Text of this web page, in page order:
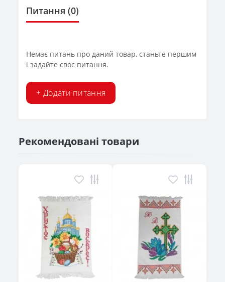
Питання (0)
Немає питань про даний товар, станьте першим
і задайте своє питання.
+ Додати питання
Рекомендовані товари